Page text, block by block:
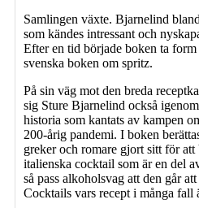
Samlingen växte. Bjarnelind
som kändes intressant och
Efter en tid började boken ta
svenska boken om spritz.
På sin väg mot den breda
sig Sture Bjarnelind också
historia som kantats av kampen
200-årig pandemi. I boken
greker och romare gjort sitt för att
italienska cocktail som är en del
så pass alkoholsvag att den går
Cocktails vars recept i många fall